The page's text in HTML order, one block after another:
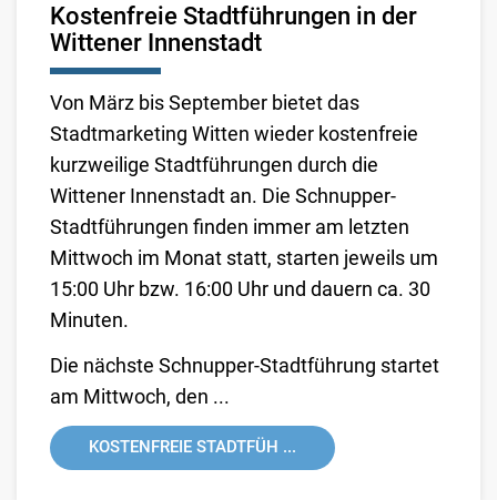
Kostenfreie Stadtführungen in der
Wittener Innenstadt
Von März bis September bietet das
Stadtmarketing Witten wieder kostenfreie
kurzweilige Stadtführungen durch die
Wittener Innenstadt an. Die Schnupper-
Stadtführungen finden immer am letzten
Mittwoch im Monat statt, starten jeweils um
15:00 Uhr bzw. 16:00 Uhr und dauern ca. 30
Minuten.
Die nächste Schnupper-Stadtführung startet
am Mittwoch, den ...
KOSTENFREIE STADTFÜH ...